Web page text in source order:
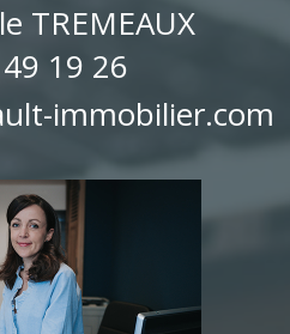
TREMEAUX
19 26
immobilier.com